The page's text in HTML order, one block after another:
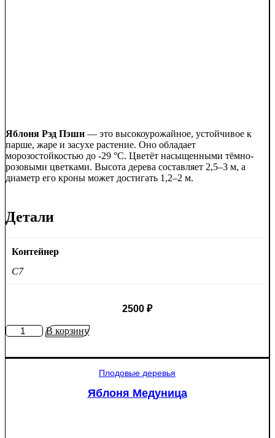
Яблоня Рэд Пэшн — это высокоурожайное, устойчивое к
парше, жаре и засухе растение. Оно обладает
морозостойкостью до -29 °C. Цветёт насыщенными тёмно-
розовыми цветками. Высота дерева составляет 2,5–3 м, а
диаметр его кроны может достигать 1,2–2 м.
Детали
Контейнер
C7
2500 ₽
КоличествоВ корзину
Плодовые деревья
Яблоня Медуница